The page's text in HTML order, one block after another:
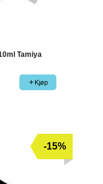
Tamiya
Kjøp
-15%